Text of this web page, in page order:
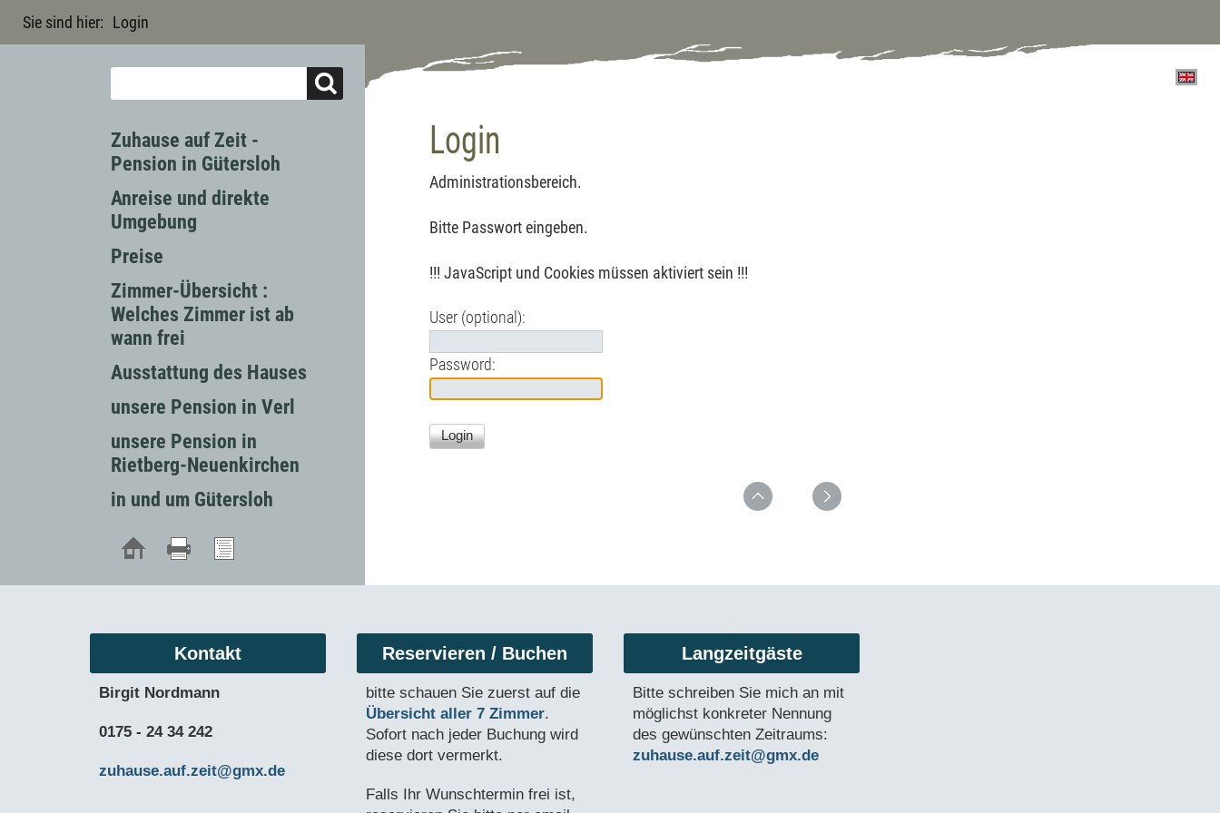
Sie sind hier: Login
Login
Administrationsbereich.
Bitte Passwort eingeben.
!!! JavaScript und Cookies müssen aktiviert sein !!!
User (optional):
Password:
Zuhause auf Zeit -
Pension in Gütersloh
Anreise und direkte
Umgebung
Preise
Zimmer-Übersicht :
Welches Zimmer ist ab
wann frei
Ausstattung des Hauses
unsere Pension in Verl
unsere Pension in
Rietberg-Neuenkirchen
in und um Gütersloh
Kontakt
Birgit Nordmann
0175 - 24 34 242
zuhause.auf.zeit@gmx.de
Reservieren / Buchen
bitte schauen Sie zuerst auf die
Übersicht aller 7 Zimmer.
Sofort nach jeder Buchung wird
diese dort vermerkt.
Falls Ihr Wunschtermin frei ist,
Langzeitgäste
Bitte schreiben Sie mich an mit
möglichst konkreter Nennung
des gewünschten Zeitraums:
zuhause.auf.zeit@gmx.de